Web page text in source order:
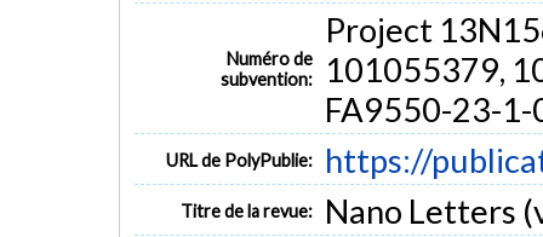
Numéro de
subvention:
Project
101055379,
FA9550-23-
URL de PolyPublie: https://
Titre de la revue: Nano Letters